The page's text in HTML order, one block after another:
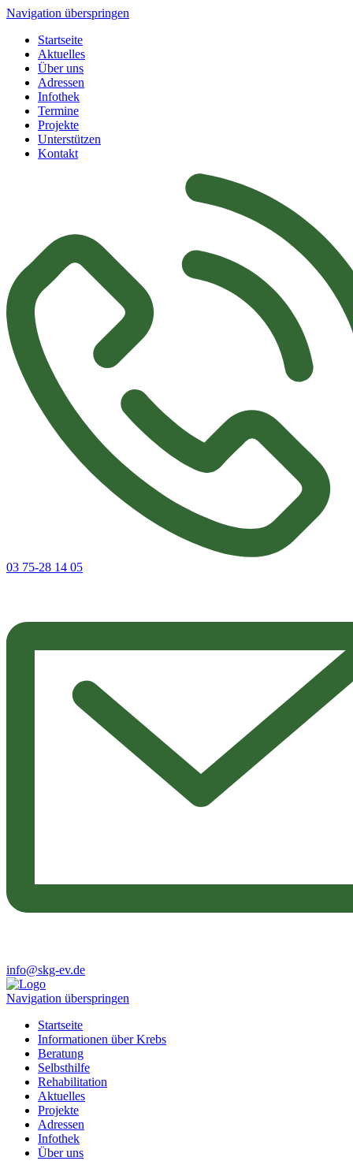
Navigation überspringen
Startseite
Aktuelles
Über uns
Adressen
Infothek
Termine
Projekte
Unterstützen
Kontakt
03 75-28 14 05
info@skg-ev.de
Navigation überspringen
Startseite
Informationen über Krebs
Beratung
Selbsthilfe
Rehabilitation
Aktuelles
Projekte
Adressen
Infothek
Über uns